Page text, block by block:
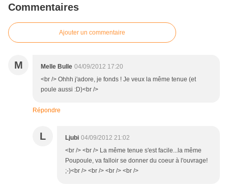
Commentaires
Ajouter un commentaire
M Melle Bulle 04/09/2012 17:20
<br /> Ohhh j'adore, je fonds ! Je veux la même tenue (et
poule aussi :D)<br />
Répondre
L Ljubi 04/09/2012 21:02
<br /> <br /> La même tenue s'est facile...la même
Poupoule, va falloir se donner du coeur à l'ouvrage!
;-)<br /> <br /> <br /> <br />